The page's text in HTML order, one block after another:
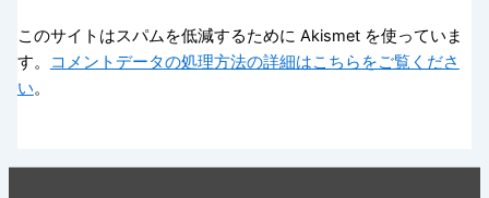
このサイトはスパムを低減するために Akismet を使っていま
す。
コメントデータの処理方法の詳細はこちらをご覧くださ
い。